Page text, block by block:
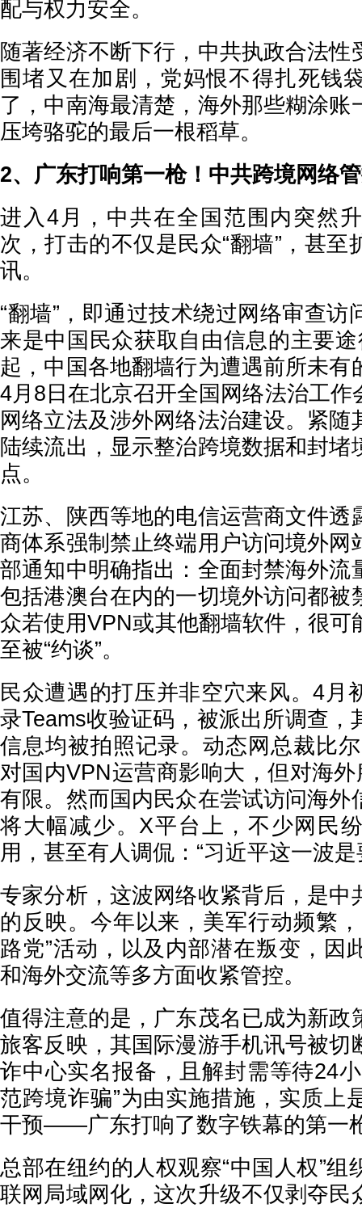
配与权力安全。
随著经济不断下行，中共执政合法性
围堵又在加剧，党妈恨不得扎死钱
了，中南海最清楚，海外那些糊涂账
压垮骆驼的最后一根稻草。
2、广东打响第一枪！中共跨境网络
进入4月，中共在全国范围内突然
次，打击的不仅是民众“翻墙”，甚至
讯。
“翻墙”，即通过技术绕过网络审查访
来是中国民众获取自由信息的主要
起，中国各地翻墙行为遭遇前所未有
4月8日在北京召开全国网络法治工作
网络立法及涉外网络法治建设。紧随
陆续流出，显示整治跨境数据和封堵
点。
江苏、陕西等地的电信运营商文件透
商体系强制禁止终端用户访问境外网
部通知中明确指出：全面封禁海外流
包括港澳台在内的一切境外访问都被
众若使用VPN或其他翻墙软件，很可
至被“约谈”。
民众遭遇的打压并非空穴来风。4月
录Teams收验证码，被派出所调查，
信息均被拍照记录。动态网总裁比
对国内VPN运营商影响大，但对海外
有限。然而国内民众在尝试访问海外
将大幅减少。X平台上，不少网民
用，甚至有人调侃：“习近平这一波
专家分析，这波网络收紧背后，是中
的反映。今年以来，美军行动频繁
路党”活动，以及内部潜在叛变，因
和海外交流等多方面收紧管控。
值得注意的是，广东茂名已成为新政
旅客反映，其国际漫游手机讯号被切
诈中心实名报备，且解封需等待24
范跨境诈骗”为由实施措施，实质上
干预——广东打响了数字铁幕的第一
总部在纽约的人权观察“中国人权”组
联网局域网化，这次升级不仅剥夺民